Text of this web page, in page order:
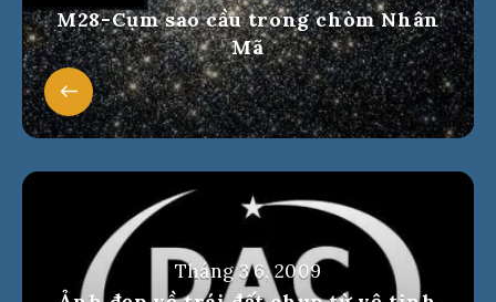
M28-Cụm sao cầu trong chòm Nhân
Mã
Tháng 3 6, 2009